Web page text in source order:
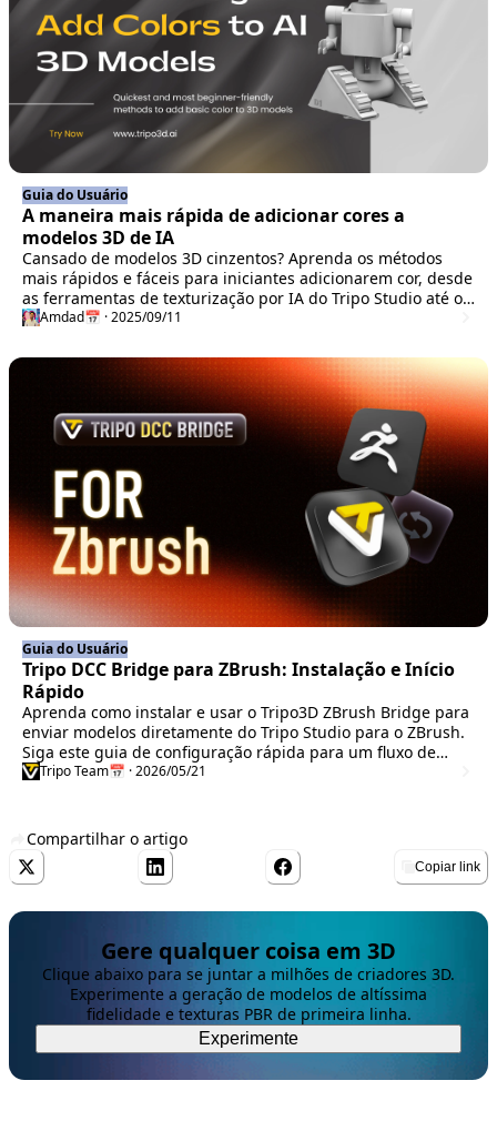
Guia do Usuário
A maneira mais rápida de adicionar cores a
modelos 3D de IA
Cansado de modelos 3D cinzentos? Aprenda os métodos
mais rápidos e fáceis para iniciantes adicionarem cor, desde
as ferramentas de texturização por IA do Tripo Studio até o
Blender e o Paint 3D. Transforme modelos opacos em
Amdad📅 · 2025/09/11
Guia do Usuário
Tripo DCC Bridge para ZBrush: Instalação e Início
Rápido
Aprenda como instalar e usar o Tripo3D ZBrush Bridge para
enviar modelos diretamente do Tripo Studio para o ZBrush.
Siga este guia de configuração rápida para um fluxo de
trabalho 3D mais eficiente.
Tripo Team📅 · 2026/05/21
Compartilhar o artigo
Copiar link
Gere qualquer coisa em 3D
Clique abaixo para se juntar a milhões de criadores 3D.
Experimente a geração de modelos de altíssima
fidelidade e texturas PBR de primeira linha.
Experimente